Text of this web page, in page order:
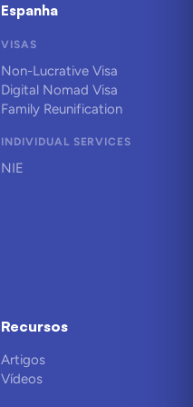
Espanha
VISAS
Non-Lucrative Visa
Digital Nomad Visa
Family Reunification
INDIVIDUAL SERVICES
NIE
Recursos
Artigos
Vídeos